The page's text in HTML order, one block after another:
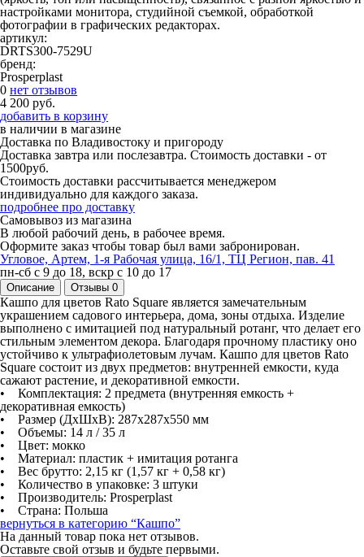
настройками монитора, студийной съемкой, обработкой
фотографии в графических редакторах.
артикул:
DRTS300-7529U
бренд:
Prosperplast
0 нет отзывов
4 200 руб.
добавить в корзину
в наличии в магазине
Доставка по Владивостоку и пригороду
Доставка завтра или послезавтра. Стоимость доставки - от
1500руб.
Стоимость доставки рассчитывается менеджером
индивидуально для каждого заказа.
подробнее про доставку
Самовывоз из магазина
В любой рабочий день, в рабочее время.
Оформите заказ чтобы товар был вами забронирован.
Угловое, Артем, ​1-я Рабочая улица, 16/1, ТЦ Регион, пав. 41
пн-сб с 9 до 18, вскр с 10 до 17
Описание Отзывы 0
Кашпо для цветов Rato Square является замечательным
украшением садового интерьера, дома, зоны отдыха. Изделие
выполнено с имитацией под натуральный ротанг, что делает его
стильным элементом декора. Благодаря прочному пластику оно
устойчиво к ультрафиолетовым лучам. Кашпо для цветов Rato
Square состоит из двух предметов: внутренней емкости, куда
сажают растение, и декоративной емкости.
• Комплектация: 2 предмета (внутренняя емкость +
декоративная емкость)
• Размер (ДхШхВ): 287х287х550 мм
• Объемы: 14 л / 35 л
• Цвет: мокко
• Материал: пластик + имитация ротанга
• Вес брутто: 2,15 кг (1,57 кг + 0,58 кг)
• Количество в упаковке: 3 штуки
• Производитель: Prosperplast
• Страна: Польша
вернуться в категорию “Кашпо”
На данный товар пока нет отзывов.
Оставьте свой отзыв и будьте первыми.